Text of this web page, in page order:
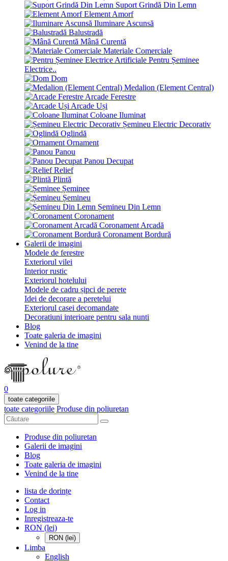
Suport Grindă Din Lemn
Element Amorf
Iluminare Ascunsă
Balustradă
Mână Curentă
Materiale Comerciale
Pentru Șeminee
Electrice..
Dom
Medalion (Element Central)
Arcade Ferestre
Arcade Uși
Coloane Iluminat
Șemineu Electric Decorativ
Oglindă
Ornament
Panou
Panou Decupat
Relief
Plintă
Șeminee
Șemineu
Șemineu Din Lemn
Coronament
Coronament Arcadă
Coronament Bordură
Galerii de imagini
Modele de ferestre
Exteriorul vilei
Interior rustic
Exteriorul hotelului
Modele de cadru șipci de perete
Idei de decorare a peretelui
Exteriorul casei decomandate
Decoratiuni interioare pentru sala nunti
Blog
Toate galeria de imagini
Venind de la tine
0
toate categoriile
toate categoriile Produse din poliuretan
Produse din poliuretan
Galerii de imagini
Blog
Toate galeria de imagini
Venind de la tine
lista de dorințe
Contact
Log in
Inregistreaza-te
RON (lei)
RON (lei)
Limba
English